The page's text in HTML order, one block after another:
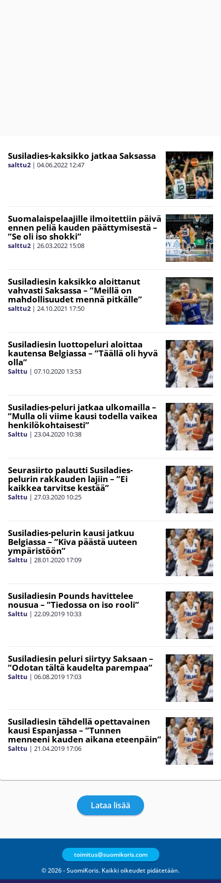
Susiladies-kaksikko jatkaa Saksassa
salttu2 | 04.06.2022 12:47
Suomalaispelaajille ilmoitettiin päivä
ennen peliä kauden päättymisestä –
”Se oli iso shokki”
salttu2 | 26.03.2022 15:08
Susiladiesin kaksikko aloittanut
vahvasti Saksassa – ”Meillä on
mahdollisuudet mennä pitkälle”
salttu2 | 24.10.2021 17:50
Susiladiesin luottopeluri aloittaa
kautensa Belgiassa – ”Täällä oli hyvä
olla”
Salttu | 07.10.2020 13:53
Susiladies-peluri jatkaa ulkomailla –
”Mulla oli viime kausi todella vaikea
henkilökohtaisesti”
Salttu | 23.04.2020 10:38
Seurasiirto palautti Susiladies-
pelurin rakkauden lajiin – ”Ei
kaikkea tarvitse kestää”
Salttu | 27.03.2020 10:25
Susiladies-pelurin kausi jatkuu
Belgiassa – ”Kiva päästä uuteen
ympäristöön”
Salttu | 28.01.2020 17:09
Susiladiesin Pounds havittelee
nousua – ”Tiedossa on iso rooli”
Salttu | 22.09.2019 10:33
Susiladiesin peluri siirtyy Saksaan –
”Odotan tältä kaudelta parempaa”
Salttu | 06.08.2019 17:03
Susiladiesin tähdellä opettavainen
kausi Espanjassa – ”Tunnen
menneeni kauden aikana eteenpäin”
Salttu | 21.04.2019 17:06
Lataa lisää
© 2026 - SuomiKoris. Kaikki oikeudet pidätetään.
toimitus@suomikoris.com